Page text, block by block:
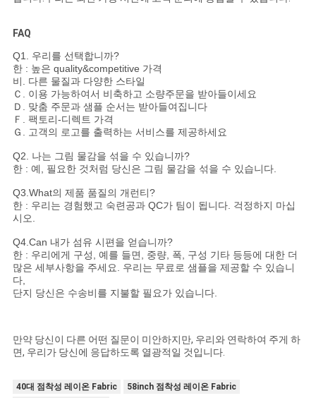
FAQ
Q1. 우리를 선택합니까?
한 : 높은 quality&competitive 가격
비. 다른 물질과 다양한 스타일
Ｃ. 이용 가능하여서 비축하고 소량주문을 받아들이세요
Ｄ. 맞춤 주문과 샘플 순서는 받아들여집니다
Ｆ. 팩토리-디렉트 가격
Ｇ. 고객의 로고를 출력하는 서비스를 제공하세요
Q2. 나는 그림 물감을 섞을 수 있습니까?
한 : 예, 필요한 것처럼 당신은 그림 물감을 섞을 수 있습니다.
Q3.What의 제품 품질의 개런티?
한 : 우리는 경험했고 숙련공과 QC가 팀이 됩니다. 걱정하지 마십
시오.
Q4.Can 내가 섬유 시편을 얻습니까?
한 : 우리에게 구성, 예를 들면, 중량, 폭, 구성 기타 등등에 대한 더
많은 세부사항을 주세요. 우리는 무료로 샘플을 제공할 수 있습니
다,
단지 당신은 수송비를 지불할 필요가 있습니다.
만약 당신이 다른 어떤 질문이 미안하지만, 우리와 연락하여 주게 하
면, 우리가 당신에 응답하도록 열광적일 것입니다.
40대 점착성 레이온 Fabric
58inch 점착성 레이온 Fabric